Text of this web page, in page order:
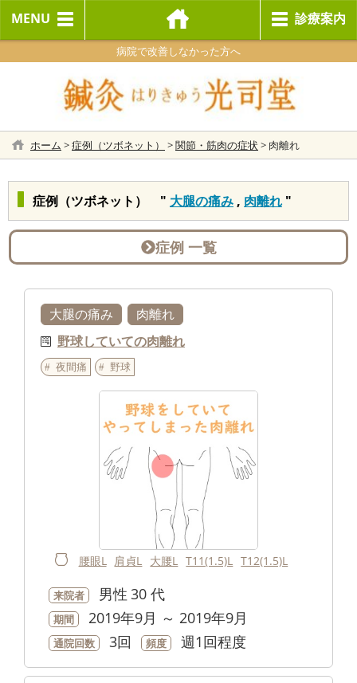
MENU 診療案内
病院で改善しなかった方へ
ホーム >症例（ツボネット） >関節・筋肉の症状 > 肉離れ
症例（ツボネット） " 大腿の痛み , 肉離れ "
症例 一覧
大腿の痛み
肉離れ
野球していての肉離れ
夜間痛 野球
腰眼L 肩貞L 大腰L T11(1.5)L T12(1.5)L
来院者 男性 30 代
期間 2019年9月 ～ 2019年9月
通院回数 3回 頻度 週1回程度